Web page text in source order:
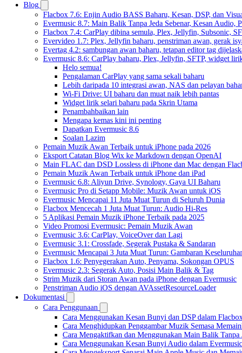
Blog
Flacbox 7.6: Enjin Audio BASS Baharu, Kesan, DSP, dan
Evermusic 8.7: Main Balik Tanpa Jeda Sebenar, Kesan Audio,
Flacbox 7.4: CarPlay dibina semula, Plex, Jellyfin, Subsonic,
Evervideo 1.7: Plex, Jellyfin baharu, penstriman awan, gerak
Evertag 4.2: sambungan awan baharu, tetapan editor tag
Evermusic 8.6: CarPlay baharu, Plex, Jellyfin, SFTP, widget
Helo semua!
Pengalaman CarPlay yang sama sekali baharu
Lebih daripada 10 integrasi awan, NAS dan pelayan
Wi-Fi Drive: UI baharu dan muat naik lebih pantas
Widget lirik selari baharu pada Skrin Utama
Penambahbaikan lain
Mengapa kemas kini ini penting
Dapatkan Evermusic 8.6
Soalan Lazim
Pemain Muzik Awan Terbaik untuk iPhone pada 2026
Eksport Catatan Blog Wix ke Markdown dengan OpenAI
Main FLAC dan DSD Lossless di iPhone dan Mac dengan
Pemain Muzik Awan Terbaik untuk iPhone dan iPad
Evermusic 6.8: Aliyun Drive, Synology, Gaya UI Baharu
Evermusic Pro di Setapp Mobile: Muzik Awan untuk iOS
Evermusic Mencapai 11 Juta Muat Turun di Seluruh Dunia
Flacbox Mencecah 1 Juta Muat Turun: Audio Hi-Res
5 Aplikasi Pemain Muzik iPhone Terbaik pada 2025
Video Promosi Evermusic: Pemain Muzik Awan
Evermusic 3.6: CarPlay, VoiceOver dan Lagi
Evermusic 3.1: Crossfade, Segerak Pustaka & Sandaran
Evermusic Mencapai 3 Juta Muat Turun: Gambaran
Flacbox 1.6: Penyegerakan Auto, Penyama, Sokongan OPUS
Evermusic 2.3: Segerak Auto, Posisi Main Balik & Tag
Strim Muzik dari Storan Awan pada iPhone dengan Evermusic
Penstriman Audio iOS dengan AVAssetResourceLoader
Dokumentasi
Cara Penggunaan
Cara Menggunakan Kesan Bunyi dan DSP dalam
Cara Menghidupkan Penggambar Muzik Semasa
Cara Mengaktifkan dan Menggunakan Main Balik Tanpa
Cara Menggunakan Kesan Bunyi Audio dalam